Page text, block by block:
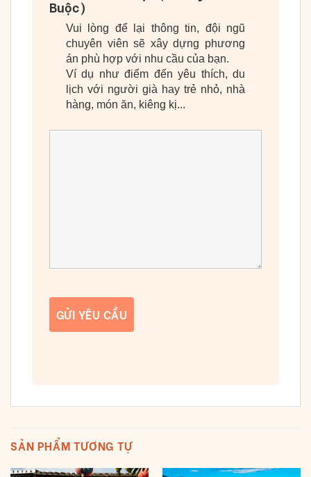
Buộc)
Vui lòng để lại thông tin, đội ngũ
chuyên viên sẽ xây dựng phương
án phù hợp với nhu cầu của bạn.
Ví dụ như điểm đến yêu thích, du
lịch với người già hay trẻ nhỏ, nhà
hàng, món ăn, kiêng kị...
SẢN PHẨM TƯƠNG TỰ